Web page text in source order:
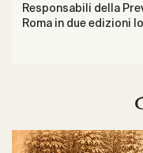
Responsabili della
Roma in due edizioni